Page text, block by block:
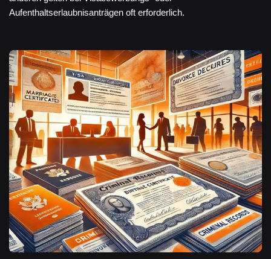
Aufenthaltserlaubnisanträgen oft erforderlich.